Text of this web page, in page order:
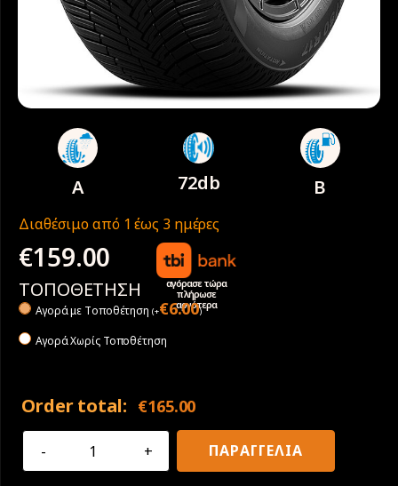
A 72db B
Διαθέσιμο από 1 έως 3 ημέρες
€159.00
αγόρασε τώρα
πλήρωσε
αργότερα
ΤΟΠΟΘΕΤΗΣΗ
Αγορά με Tοποθέτηση (+€6.00)
Αγορά Χωρίς Τοποθέτηση
Order total: €165.00
195/60R18
ΠΑΡΑΓΓΕΛΙΑ